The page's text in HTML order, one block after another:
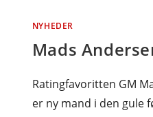
NYHEDER
Mads
Ratingfavoritten GM
er ny mand i den gule